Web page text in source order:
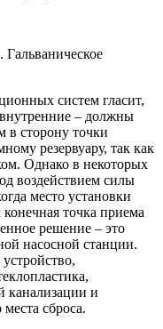
систем гласит,
– должны
в сторону точки
резервуару, так как
Однако в некоторых
воздействием силы
место установки
точка приема
решение – это
насосной станции.
канализации и
сброса.